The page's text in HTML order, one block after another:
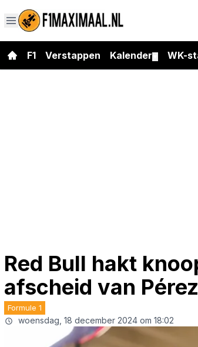
F1 Verstappen Kalender WK-
Red Bull hakt
afscheid van Pérez
Formule 1
woensdag, 18 december 2024 om 18:02